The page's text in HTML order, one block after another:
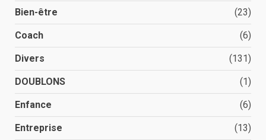
Bien-être (23)
Coach (6)
Divers (131)
DOUBLONS (1)
Enfance (6)
Entreprise (13)